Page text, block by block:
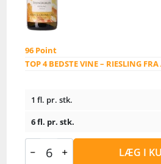
96 Point
TOP 4 BEDSTE VINE – RIESLING FRA
1 fl. pr. stk.
6 fl. pr. stk.
LÆG I